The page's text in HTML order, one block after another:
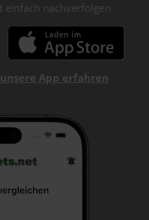
einfach nachverfolgen
App erfahren